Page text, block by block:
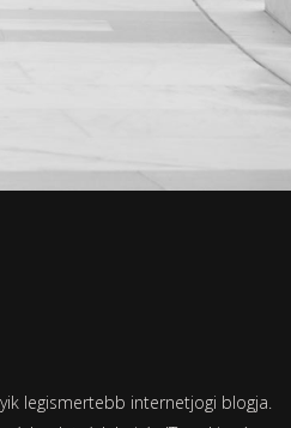
legismertebb internetjogi blogja.